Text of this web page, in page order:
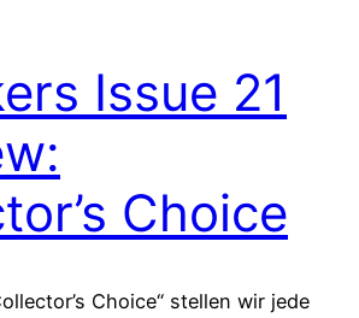
Issue 21
Choice
Choice“ stellen wir jede